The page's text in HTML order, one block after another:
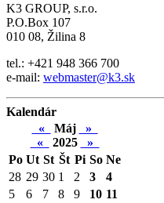
K3 GROUP, s.r.o.
P.O.Box 107
010 08, Žilina 8
tel.: +421 948 366 700
e-mail: webmaster@k3.sk
Kalendár
«
Máj
»
«
2025
»
Po Ut St Št Pi So Ne
28 29 30 1 2 3
4
5
6 7 8 9 10 11